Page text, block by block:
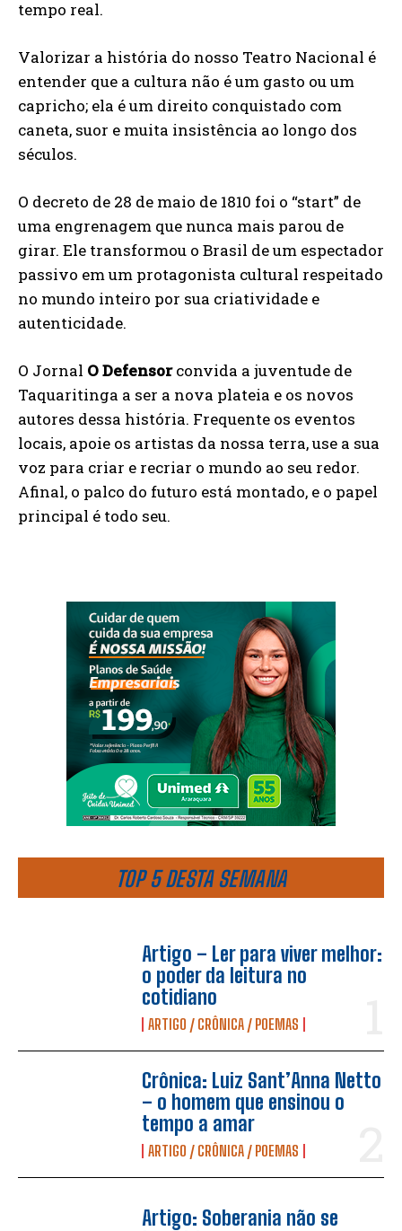
TOP 5 DESTA SEMANA
Artigo – Ler para viver melhor:
o poder da leitura no
cotidiano
ARTIGO / CRÔNICA / POEMAS
Crônica: Luiz Sant’Anna Netto
– o homem que ensinou o
tempo a amar
ARTIGO / CRÔNICA / POEMAS
Artigo: Soberania não se
tempo real.
Valorizar a história do nosso Teatro Nacional é
entender que a cultura não é um gasto ou um
capricho; ela é um direito conquistado com
caneta, suor e muita insistência ao longo dos
séculos.
O decreto de 28 de maio de 1810 foi o “start” de
uma engrenagem que nunca mais parou de
girar. Ele transformou o Brasil de um espectador
passivo em um protagonista cultural respeitado
no mundo inteiro por sua criatividade e
autenticidade.
O Jornal O Defensorconvida a juventude de
Taquaritinga a ser a nova plateia e os novos
autores dessa história. Frequente os eventos
locais, apoie os artistas da nossa terra, use a sua
voz para criar e recriar o mundo ao seu redor.
Afinal, o palco do futuro está montado, e o papel
principal é todo seu.